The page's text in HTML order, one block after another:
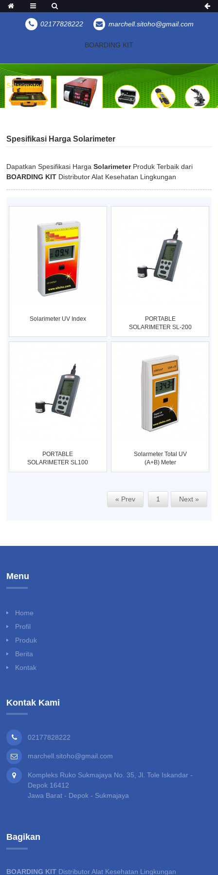
02177828222 marchell.sitoho@gmail.com
BOARDING KIT
Solarimeter
Spesifikasi Harga Solarimeter
Dapatkan Spesifikasi HargaSolarimeterProduk Terbaik dari
BOARDING KIT Distributor Alat Kesehatan Lingkungan
Solarimeter UV Index
PORTABLE
SOLARIMETER SL-200
KIMO
PORTABLE
SOLARIMETER SL100
KIMO
Solarmeter Total UV
(A+B) Meter
« Prev 1 Next »
Menu
Home
Profil
Produk
Berita
Kontak
Kontak Kami
02177828222
marchell.sitoho@gmail.com
Kompleks Ruko Sukmajaya No. 35, Jl. Tole Iskandar -
Depok 16412
Jawa Barat - Depok - Sukmajaya
Bagikan
BOARDING KIT Distributor Alat Kesehatan Lingkungan